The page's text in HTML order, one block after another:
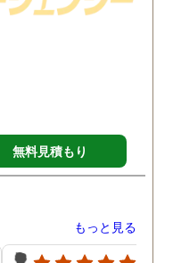
れることができました。
無料見積もり
もっと見る